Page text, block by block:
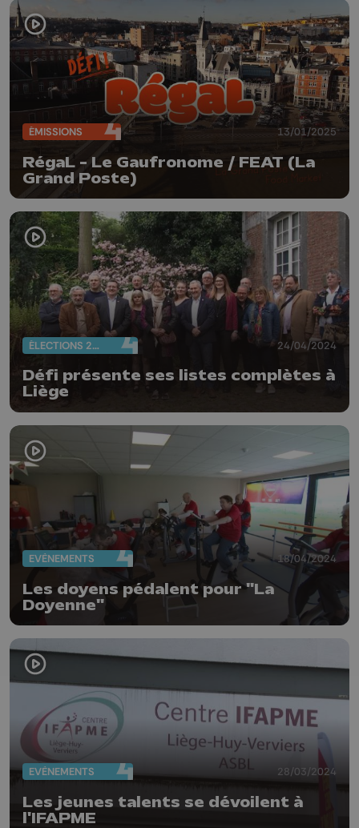
ÉMISSIONS 13/01/2025
RégaL - Le Gaufronome / FEAT (La
Grand Poste)
ÉLECTIONS 2024 24/04/2024
Défi présente ses listes complètes à
Liège
EVÈNEMENTS 18/04/2024
Les doyens pédalent pour "La
Doyenne"
EVÈNEMENTS 28/03/2024
Les jeunes talents se dévoilent à
l'IFAPME